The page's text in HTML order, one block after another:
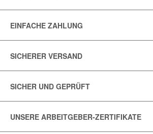
EINFACHE ZAHLUNG
SICHERER VERSAND
SICHER UND GEPRÜFT
UNSERE ARBEITGEBER-ZERTIFIKATE